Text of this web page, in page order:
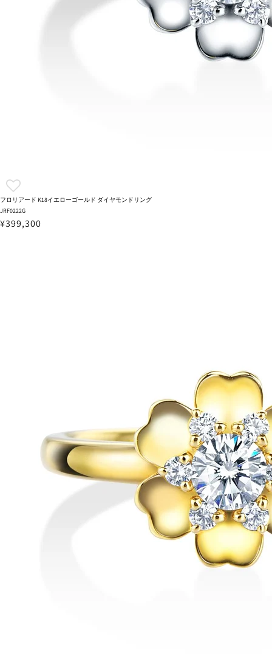
フロリアード K18イエローゴールド ダイヤモンドリング
JRF0222G
¥399,300